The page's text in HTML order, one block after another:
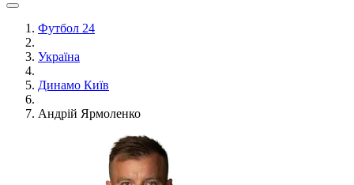
Футбол 24
Україна
Динамо Київ
Андрій Ярмоленко